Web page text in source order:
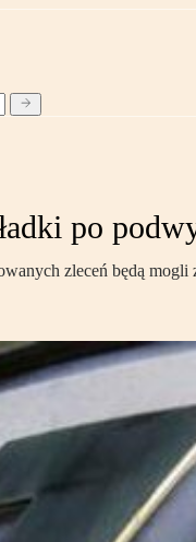
po
zleceń będą